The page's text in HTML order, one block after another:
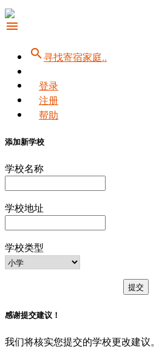
menu
search寻找寄宿家庭..
登录
注册
帮助
添加新学校
学校名称
学校地址
学校类型
提交
感谢提交建议！
我们将核实您提交的学校更改建议。